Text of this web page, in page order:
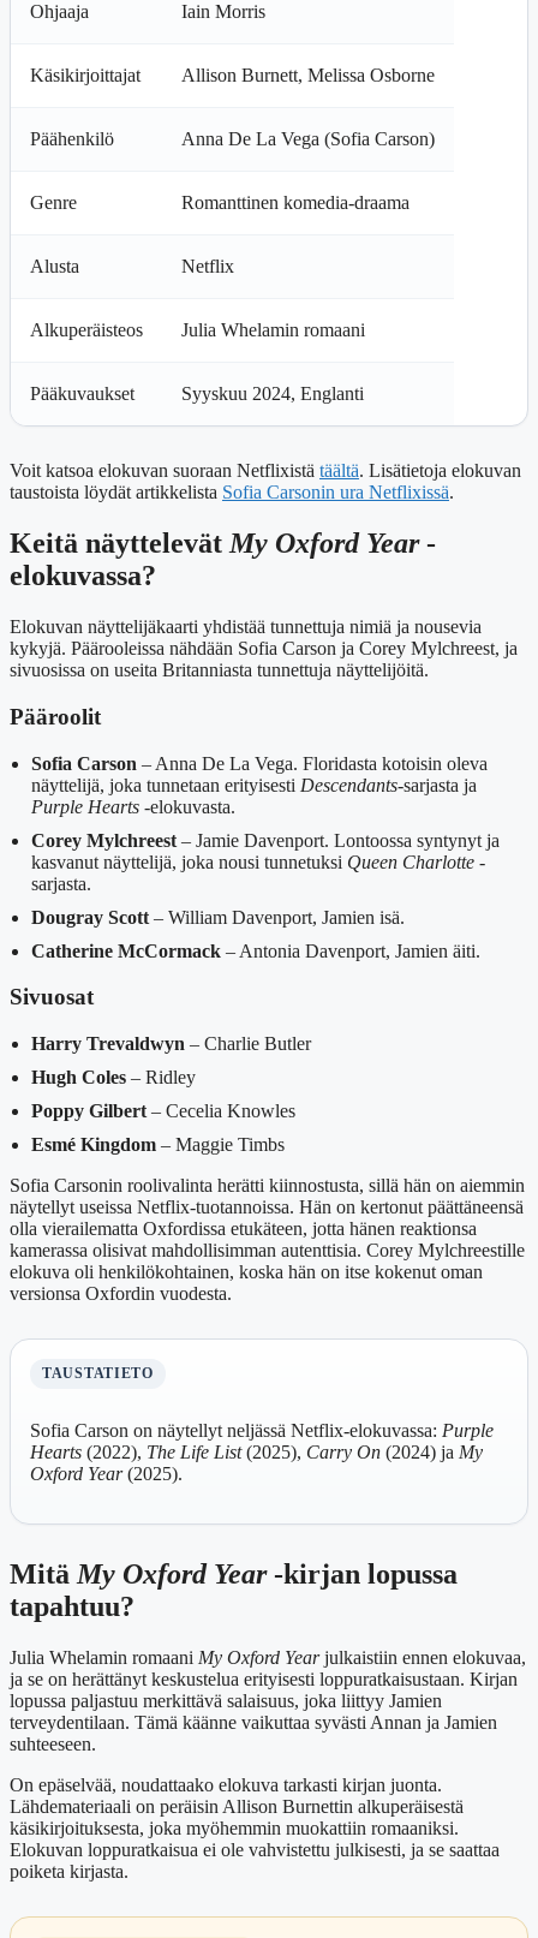
Ohjaaja Iain Morris
Käsikirjoittajat Allison Burnett, Melissa Osborne
Päähenkilö Anna De La Vega (Sofia Carson)
Genre Romanttinen komedia-draama
Alusta Netflix
Alkuperäisteos Julia Whelamin romaani
Pääkuvaukset Syyskuu 2024, Englanti
Voit katsoa elokuvan suoraan Netflixistä täältä. Lisätietoja elokuvan
taustoista löydät artikkelista Sofia Carsonin ura Netflixissä.
Keitä näyttelevätMy Oxford Year-
elokuvassa?
Elokuvan näyttelijäkaarti yhdistää tunnettuja nimiä ja nousevia
kykyjä. Päärooleissa nähdään Sofia Carson ja Corey Mylchreest, ja
sivuosissa on useita Britanniasta tunnettuja näyttelijöitä.
Pääroolit
Sofia Carson – Anna De La Vega. Floridasta kotoisin oleva
näyttelijä, joka tunnetaan erityisesti Descendants-sarjasta ja
Purple Hearts -elokuvasta.
Corey Mylchreest – Jamie Davenport. Lontoossa syntynyt ja
kasvanut näyttelijä, joka nousi tunnetuksi Queen Charlotte -
sarjasta.
Dougray Scott – William Davenport, Jamien isä.
Catherine McCormack – Antonia Davenport, Jamien äiti.
Sivuosat
Harry Trevaldwyn – Charlie Butler
Hugh Coles – Ridley
Poppy Gilbert – Cecelia Knowles
Esmé Kingdom – Maggie Timbs
Sofia Carsonin roolivalinta herätti kiinnostusta, sillä hän on aiemmin
näytellyt useissa Netflix-tuotannoissa. Hän on kertonut päättäneensä
olla vierailematta Oxfordissa etukäteen, jotta hänen reaktionsa
kamerassa olisivat mahdollisimman autenttisia. Corey Mylchreestille
elokuva oli henkilökohtainen, koska hän on itse kokenut oman
versionsa Oxfordin vuodesta.
TAUSTATIETO
Sofia Carson on näytellyt neljässä Netflix-elokuvassa: Purple
Hearts (2022), The Life List(2025), Carry On (2024) ja My
Oxford Year(2025).
Mitä My Oxford Year-kirjan lopussa
tapahtuu?
Julia Whelamin romaani My Oxford Yearjulkaistiin ennen elokuvaa,
ja se on herättänyt keskustelua erityisesti loppuratkaisustaan. Kirjan
lopussa paljastuu merkittävä salaisuus, joka liittyy Jamien
terveydentilaan. Tämä käänne vaikuttaa syvästi Annan ja Jamien
suhteeseen.
On epäselvää, noudattaako elokuva tarkasti kirjan juonta.
Lähdemateriaali on peräisin Allison Burnettin alkuperäisestä
käsikirjoituksesta, joka myöhemmin muokattiin romaaniksi.
Elokuvan loppuratkaisua ei ole vahvistettu julkisesti, ja se saattaa
poiketa kirjasta.